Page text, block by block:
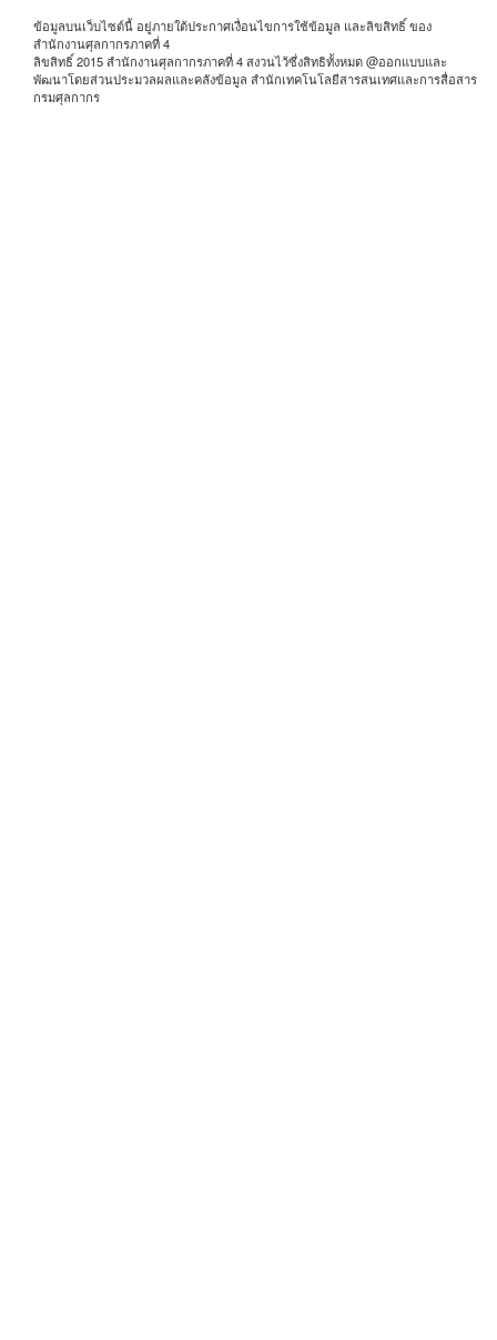
ข้อมูลบนเว็บไซต์นี้ อยู่ภายใต้ประกาศเงื่อนไขการใช้ข้อมูล และลิขสิทธิ์ ของ
สำนักงานศุลกากรภาคที่ 4
ลิขสิทธิ์ 2015 สำนักงานศุลกากรภาคที่ 4 สงวนไว้ซึ่งสิทธิทั้งหมด @ออกแบบและ
พัฒนาโดยส่วนประมวลผลและคลังข้อมูล สำนักเทคโนโลยีสารสนเทศและการสื่อสาร
กรมศุลกากร